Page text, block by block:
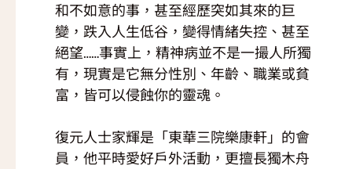
和不如意的事，甚至經歷突如其來的巨
變，跌入人生低谷，變得情緒失控、甚至
絕望……事實上，精神病並不是一撮人所獨
有，現實是它無分性別、年齡、職業或貧
富，皆可以侵蝕你的靈魂。
復元人士家輝是「東華三院樂康軒」的會
員，他平時愛好戶外活動，更擅長獨木舟